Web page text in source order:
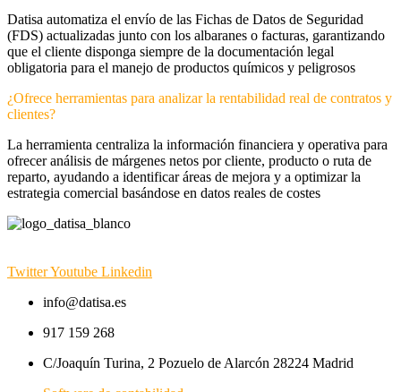
Datisa automatiza el envío de las Fichas de Datos de Seguridad
(FDS) actualizadas junto con los albaranes o facturas, garantizando
que el cliente disponga siempre de la documentación legal
obligatoria para el manejo de productos químicos y peligrosos
¿Ofrece herramientas para analizar la rentabilidad real de contratos y
clientes?
La herramienta centraliza la información financiera y operativa para
ofrecer análisis de márgenes netos por cliente, producto o ruta de
reparto, ayudando a identificar áreas de mejora y a optimizar la
estrategia comercial basándose en datos reales de costes
TwitterYoutube Linkedin
info@datisa.es
917 159 268
C/Joaquín Turina, 2 Pozuelo de Alarcón 28224 Madrid